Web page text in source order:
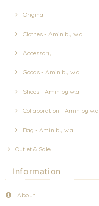
Original
Clothes - Amin by w.a
Accessory
Goods - Amin by w.a
Shoes - Amin by w.a
Collaboration - Amin by w.a
Bag - Amin by w.a
Outlet & Sale
Information
About